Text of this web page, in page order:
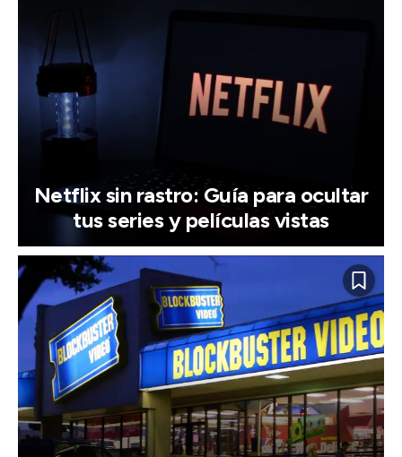
Netflix sin rastro: Guía para ocultar
tus series y películas vistas